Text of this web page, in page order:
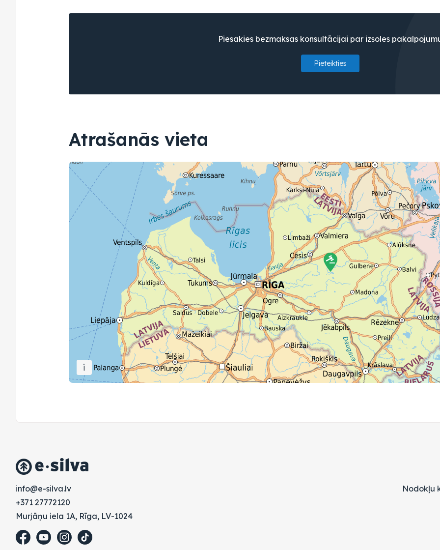
Piesakies bezmaksas konsultācijai par izsoles
Pieteikties
Atrašanās vieta
i
vl.avlis-e@ofni
+371 27772120
Murjāņu iela 1A, Rīga, LV-1024
Nodokļu